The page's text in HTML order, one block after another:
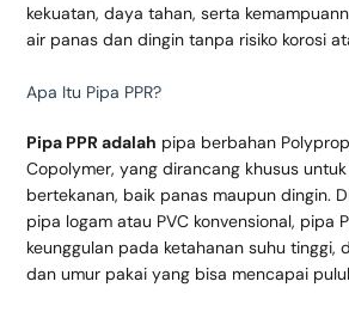
kekuatan, daya tahan, serta
air panas dan dingin tanpa risiko korosi
Apa Itu Pipa PPR?
Pipa PPR adalah pipa berbahan
Copolymer, yang dirancang khusus
bertekanan, baik panas maupun dingin.
pipa logam atau PVC konvensional, pipa
keunggulan pada ketahanan suhu tinggi,
dan umur pakai yang bisa mencapai